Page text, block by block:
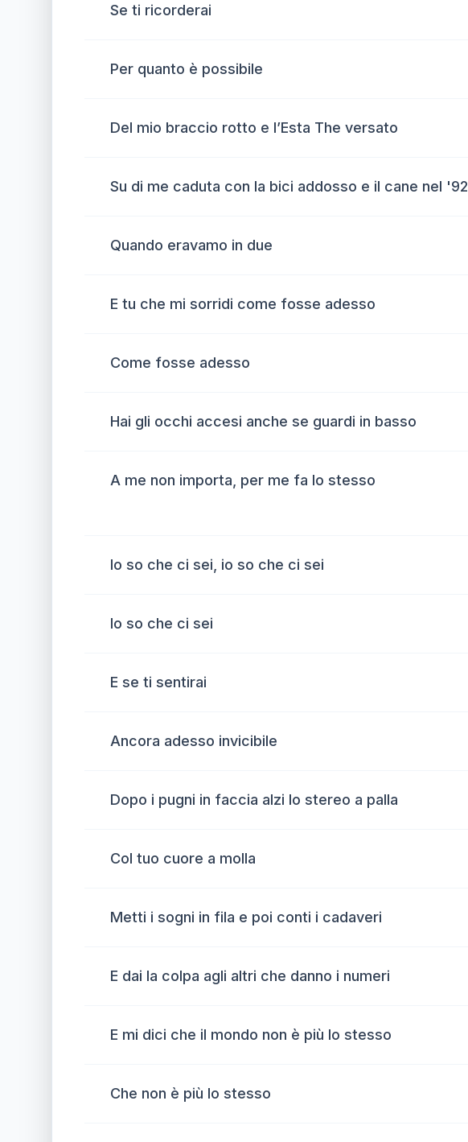
Se ti ricorderai
Per quanto è possibile
Del mio braccio rotto e l’Esta The versato
Su di me caduta con la bici addosso e il cane nel '92
Quando eravamo in due
E tu che mi sorridi come fosse adesso
Come fosse adesso
Hai gli occhi accesi anche se guardi in basso
A me non importa, per me fa lo stesso
Io so che ci sei, io so che ci sei
Io so che ci sei
E se ti sentirai
Ancora adesso invicibile
Dopo i pugni in faccia alzi lo stereo a palla
Col tuo cuore a molla
Metti i sogni in fila e poi conti i cadaveri
E dai la colpa agli altri che danno i numeri
E mi dici che il mondo non è più lo stesso
Che non è più lo stesso